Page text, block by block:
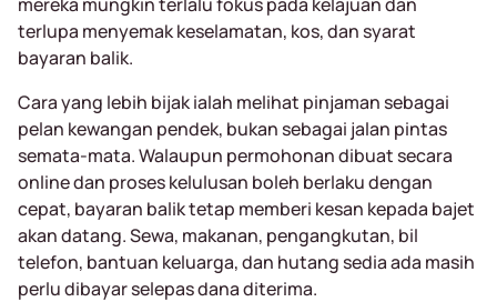
terlupa menyemak keselamatan, kos, dan syarat
bayaran balik.
Cara yang lebih bijak ialah melihat pinjaman sebagai
pelan kewangan pendek, bukan sebagai jalan pintas
semata-mata. Walaupun permohonan dibuat secara
online dan proses kelulusan boleh berlaku dengan
cepat, bayaran balik tetap memberi kesan kepada bajet
akan datang. Sewa, makanan, pengangkutan, bil
telefon, bantuan keluarga, dan hutang sedia ada masih
perlu dibayar selepas dana diterima.